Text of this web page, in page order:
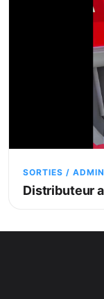
SORTIES / ADMIN
Distributeur